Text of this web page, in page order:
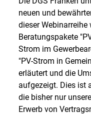
neuen und
dieser Webinarreihe
Beratungspakete
Strom im
"PV-Strom in
erläutert und die
aufgezeigt. Dies ist
die bisher nur
Erwerb von